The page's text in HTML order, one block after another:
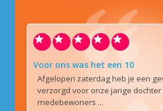
Voor ons was het een 10
Afgelopen zaterdag heb je een
verzorgd voor onze jarige
medebewoners ...